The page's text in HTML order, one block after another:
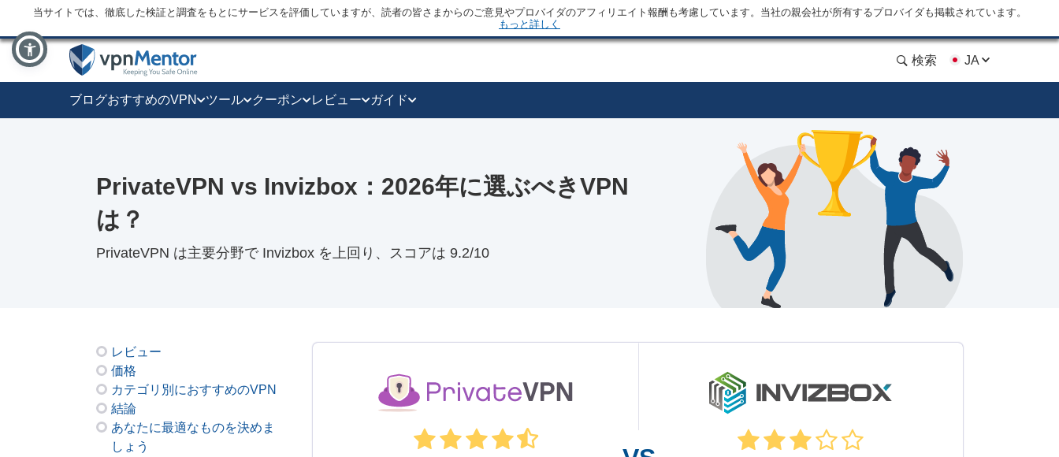
当サイトでは、徹底した検証と調査をもとにサービスを評価していますが、読者の皆さまからのご意見やプロバイダのアフィリエイト報酬も考慮しています。当社の親会社が所有するプロバイダも掲載されています。
もっと詳しく
検索 JA
ブログおすすめのVPN ツール クーポン レビュー ガイド
PrivateVPN vs Invizbox：2026年に選ぶべきVPN
は？
PrivateVPN は主要分野で Invizbox を上回り、スコアは 9.2/10
レビュー
価格
カテゴリ別におすすめのVPN
結論
あなたに最適なものを決めま
しょう